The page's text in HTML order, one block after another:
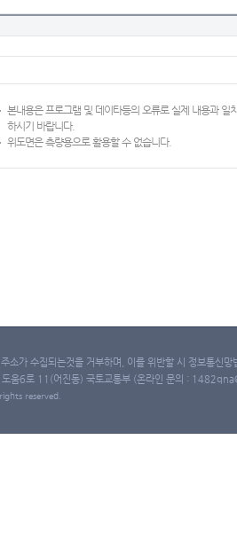
본내용은 프로그램 및 데이타등의 오류로 실제 내용과 일
하시기 바랍니다.
위도면은 측량용으로 활용할 수 없습니다.
소가 수집되는것을 거부하며, 이를 위반할 시 정보통신망
움6로 11(어진동) 국토교통부 (온라인 문의 :
reserved.